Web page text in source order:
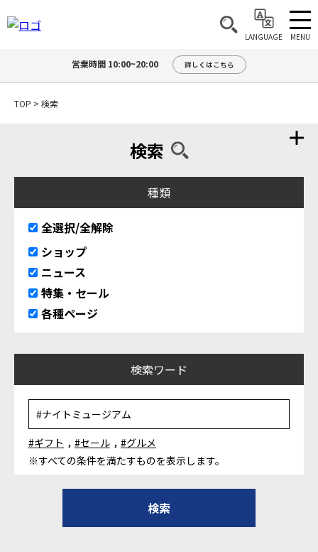
LANGUAGE MENU
営業時間 10:00~20:00 詳しくはこちら
TOP > 検索
検索
種類
全選択/全解除
ショップ
ニュース
特集・セール
各種ページ
検索ワード
#ギフト , #セール , #グルメ
※すべての条件を満たすものを表示します。